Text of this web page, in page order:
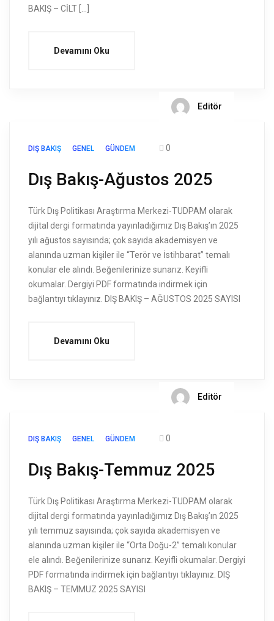
BAKIŞ – CİLT […]
Devamını Oku
Editör
DIŞ BAKIŞ GENEL GÜNDEM 0
Dış Bakış-Ağustos 2025
Türk Dış Politikası Araştırma Merkezi-TUDPAM olarak
dijital dergi formatında yayınladığımız Dış Bakış’ın 2025
yılı ağustos sayısında; çok sayıda akademisyen ve
alanında uzman kişiler ile “Terör ve İstihbarat” temalı
konular ele alındı. Beğenilerinize sunarız. Keyifli
okumalar. Dergiyi PDF formatında indirmek için
bağlantıyı tıklayınız. DIŞ BAKIŞ – AĞUSTOS 2025 SAYISI
Devamını Oku
Editör
DIŞ BAKIŞ GENEL GÜNDEM 0
Dış Bakış-Temmuz 2025
Türk Dış Politikası Araştırma Merkezi-TUDPAM olarak
dijital dergi formatında yayınladığımız Dış Bakış’ın 2025
yılı temmuz sayısında; çok sayıda akademisyen ve
alanında uzman kişiler ile “Orta Doğu-2” temalı konular
ele alındı. Beğenilerinize sunarız. Keyifli okumalar. Dergiyi
PDF formatında indirmek için bağlantıyı tıklayınız. DIŞ
BAKIŞ – TEMMUZ 2025 SAYISI